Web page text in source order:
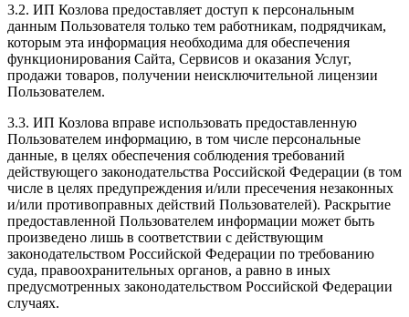
3.2. ИП Козлова предоставляет доступ к персональным
данным Пользователя только тем работникам, подрядчикам,
которым эта информация необходима для обеспечения
функционирования Сайта, Сервисов и оказания Услуг,
продажи товаров, получении неисключительной лицензии
Пользователем.
3.3. ИП Козлова вправе использовать предоставленную
Пользователем информацию, в том числе персональные
данные, в целях обеспечения соблюдения требований
действующего законодательства Российской Федерации (в том
числе в целях предупреждения и/или пресечения незаконных
и/или противоправных действий Пользователей). Раскрытие
предоставленной Пользователем информации может быть
произведено лишь в соответствии с действующим
законодательством Российской Федерации по требованию
суда, правоохранительных органов, а равно в иных
предусмотренных законодательством Российской Федерации
случаях.